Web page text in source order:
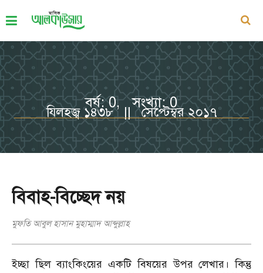
বর্ষ: 0, সংখ্যা: 0
যিলহজ্ব ১৪৩৮ || সেপ্টেম্বর ২০১৭
বিবাহ-বিচ্ছেদ নয়
মুফতি আবুল হাসান মুহাম্মাদ আব্দুল্লাহ
ইচ্ছা ছিল ব্যাংকিংয়ের একটি বিষয়ের উপর লেখার। কিন্তু